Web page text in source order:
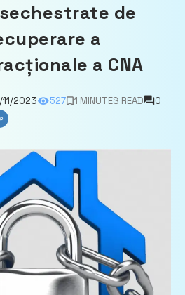
de
a
a CNA
11/2023 527 1 MINUTES READ 0